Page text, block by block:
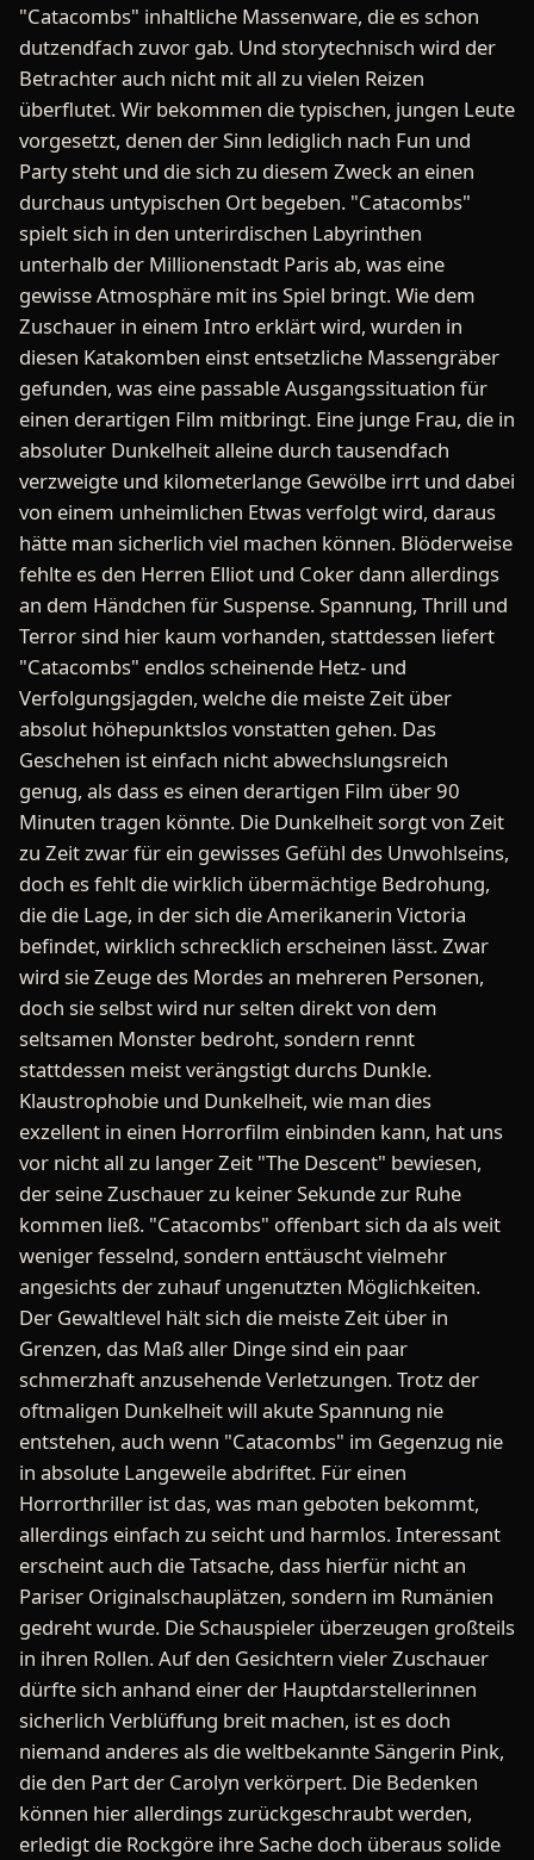
"Catacombs" inhaltliche Massenware, die es schon
dutzendfach zuvor gab. Und storytechnisch wird der
Betrachter auch nicht mit all zu vielen Reizen
überflutet. Wir bekommen die typischen, jungen Leute
vorgesetzt, denen der Sinn lediglich nach Fun und
Party steht und die sich zu diesem Zweck an einen
durchaus untypischen Ort begeben. "Catacombs"
spielt sich in den unterirdischen Labyrinthen
unterhalb der Millionenstadt Paris ab, was eine
gewisse Atmosphäre mit ins Spiel bringt. Wie dem
Zuschauer in einem Intro erklärt wird, wurden in
diesen Katakomben einst entsetzliche Massengräber
gefunden, was eine passable Ausgangssituation für
einen derartigen Film mitbringt. Eine junge Frau, die in
absoluter Dunkelheit alleine durch tausendfach
verzweigte und kilometerlange Gewölbe irrt und dabei
von einem unheimlichen Etwas verfolgt wird, daraus
hätte man sicherlich viel machen können. Blöderweise
fehlte es den Herren Elliot und Coker dann allerdings
an dem Händchen für Suspense. Spannung, Thrill und
Terror sind hier kaum vorhanden, stattdessen liefert
"Catacombs" endlos scheinende Hetz- und
Verfolgungsjagden, welche die meiste Zeit über
absolut höhepunktslos vonstatten gehen. Das
Geschehen ist einfach nicht abwechslungsreich
genug, als dass es einen derartigen Film über 90
Minuten tragen könnte. Die Dunkelheit sorgt von Zeit
zu Zeit zwar für ein gewisses Gefühl des Unwohlseins,
doch es fehlt die wirklich übermächtige Bedrohung,
die die Lage, in der sich die Amerikanerin Victoria
befindet, wirklich schrecklich erscheinen lässt. Zwar
wird sie Zeuge des Mordes an mehreren Personen,
doch sie selbst wird nur selten direkt von dem
seltsamen Monster bedroht, sondern rennt
stattdessen meist verängstigt durchs Dunkle.
Klaustrophobie und Dunkelheit, wie man dies
exzellent in einen Horrorfilm einbinden kann, hat uns
vor nicht all zu langer Zeit "The Descent" bewiesen,
der seine Zuschauer zu keiner Sekunde zur Ruhe
kommen ließ. "Catacombs" offenbart sich da als weit
weniger fesselnd, sondern enttäuscht vielmehr
angesichts der zuhauf ungenutzten Möglichkeiten.
Der Gewaltlevel hält sich die meiste Zeit über in
Grenzen, das Maß aller Dinge sind ein paar
schmerzhaft anzusehende Verletzungen. Trotz der
oftmaligen Dunkelheit will akute Spannung nie
entstehen, auch wenn "Catacombs" im Gegenzug nie
in absolute Langeweile abdriftet. Für einen
Horrorthriller ist das, was man geboten bekommt,
allerdings einfach zu seicht und harmlos. Interessant
erscheint auch die Tatsache, dass hierfür nicht an
Pariser Originalschauplätzen, sondern im Rumänien
gedreht wurde. Die Schauspieler überzeugen großteils
in ihren Rollen. Auf den Gesichtern vieler Zuschauer
dürfte sich anhand einer der Hauptdarstellerinnen
sicherlich Verblüffung breit machen, ist es doch
niemand anderes als die weltbekannte Sängerin Pink,
die den Part der Carolyn verkörpert. Die Bedenken
können hier allerdings zurückgeschraubt werden,
erledigt die Rockgöre ihre Sache doch überaus solide